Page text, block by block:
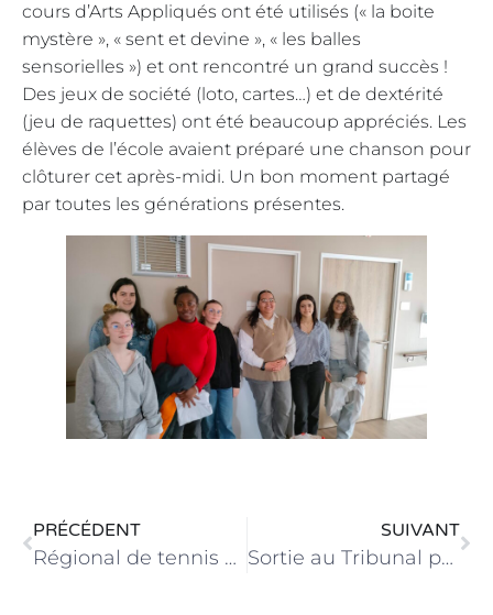
cours d’Arts Appliqués ont été utilisés (« la boite
mystère », « sent et devine », « les balles
sensorielles ») et ont rencontré un grand succès !
Des jeux de société (loto, cartes…) et de dextérité
(jeu de raquettes) ont été beaucoup appréciés. Les
élèves de l’école avaient préparé une chanson pour
clôturer cet après-midi. Un bon moment partagé
par toutes les générations présentes.
PRÉCÉDENT
Régional de tennis de table
SUIVANT
Sortie au Tribunal pour les élèves de Terminale STMG